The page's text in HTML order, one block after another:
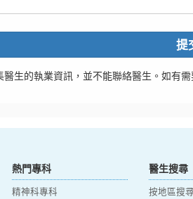
提
生的執業資訊，並不能聯絡醫生。如有需
熱門專科
精神科專科
醫生搜尋
按地區搜尋